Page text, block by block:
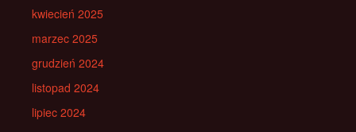
kwiecień 2025
marzec 2025
grudzień 2024
listopad 2024
lipiec 2024